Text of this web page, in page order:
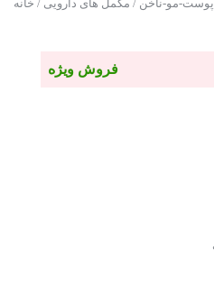
خانه / مکمل های دارویی / پوست-مو-ناخن
فروش ویژه